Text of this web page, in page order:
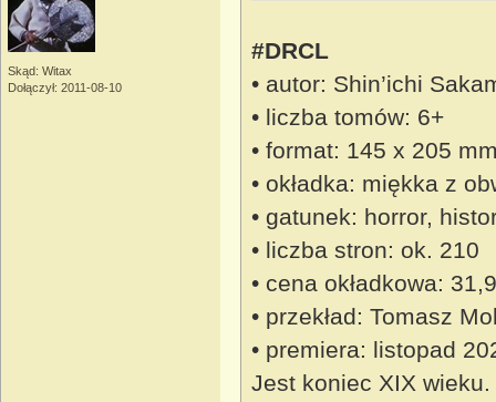
Skąd: Witax
Dołączył: 2011-08-10
#DRCL
• autor: Shin’ichi
• liczba tomów: 6+
• format: 145 x 205
• okładka: miękka z
• gatunek: horror,
• liczba stron: ok. 210
• cena okładkowa:
• przekład: Tomasz
• premiera: listopad
Jest koniec XIX